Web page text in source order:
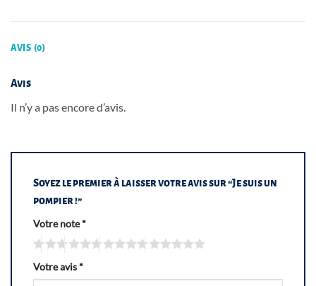
AVIS (0)
Avis
Il n’y a pas encore d’avis.
Soyez le premier à laisser votre avis sur “Je suis un
pompier !”
Votre note*
Votre avis*